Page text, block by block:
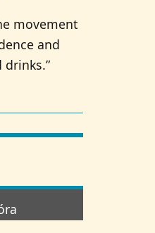
movement
and